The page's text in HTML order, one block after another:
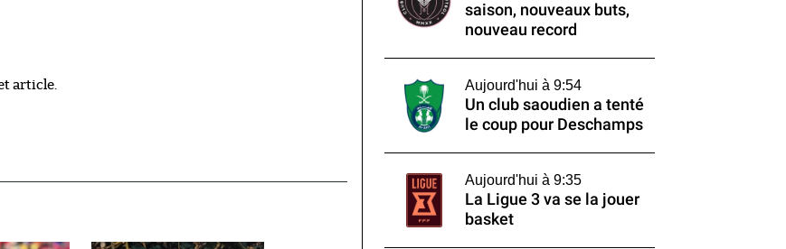
article.
saison, nouveaux buts,
nouveau record
Aujourd'hui à 9:54
Un club saoudien a tenté
le coup pour Deschamps
Aujourd'hui à 9:35
La Ligue 3 va se la jouer
basket